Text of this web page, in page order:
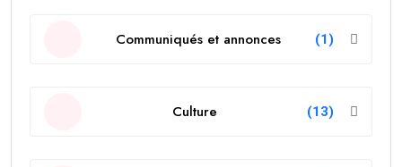
Communiqués et annonces (1)
Culture (13)